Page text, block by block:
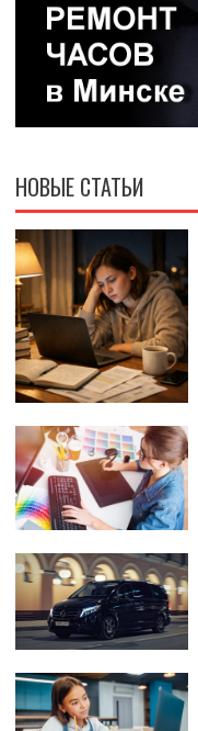
НОВЫЕ СТАТЬИ